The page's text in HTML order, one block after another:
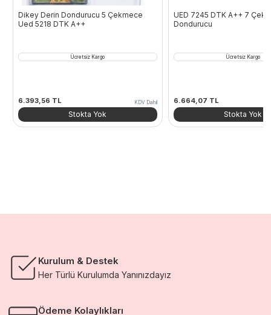
Dikey Derin Dondurucu 5 Çekmece
Ued 5218 DTK A++
Ücretsiz Kargo
6.393,56 TL KDV Dahil
Stokta Yok
UED 7245 DTK A++ 7 Çekmeceli Derin
Dondurucu
Ücretsiz Kargo
6.664,07 TL
Stokta Yok
Kurulum & Destek
Her Türlü Kurulumda Yanınızdayız
Ödeme Kolaylıkları